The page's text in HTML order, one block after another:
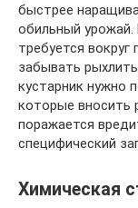
быстрее
обильный урожай.
требуется вокруг
забывать
кустарник нужно
которые вносить
поражается
специфический
Химическая